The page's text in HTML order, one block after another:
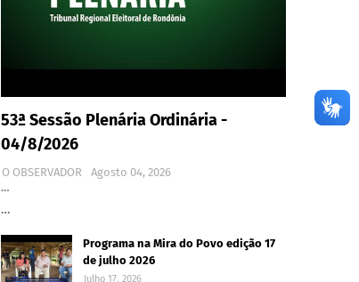
53ª Sessão Plenária Ordinária -
04/8/2026
O OBSERVADOR
Agosto 04, 2026
…
…
Programa na Mira do Povo edição 17
de julho 2026
Julho 17, 2026